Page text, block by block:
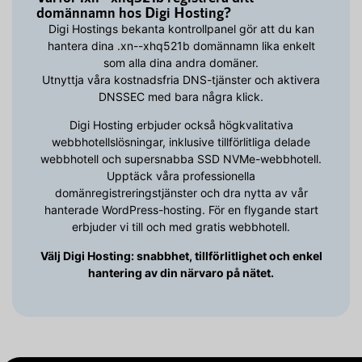
domännamn hos Digi Hosting?
Digi Hostings bekanta kontrollpanel gör att du kan
hantera dina .xn--xhq521b domännamn lika enkelt
som alla dina andra domäner.
Utnyttja våra kostnadsfria DNS-tjänster och aktivera
DNSSEC med bara några klick.
Digi Hosting erbjuder också högkvalitativa
webbhotellslösningar, inklusive tillförlitliga delade
webbhotell och supersnabba SSD NVMe-webbhotell.
Upptäck våra professionella
domänregistreringstjänster och dra nytta av vår
hanterade WordPress-hosting. För en flygande start
erbjuder vi till och med gratis webbhotell.
Välj Digi Hosting: snabbhet, tillförlitlighet och enkel
hantering av din närvaro på nätet.